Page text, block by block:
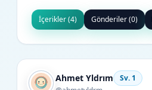
İçerikler (4) Gönderiler (0)
Ahmet Yldrım Sv. 1